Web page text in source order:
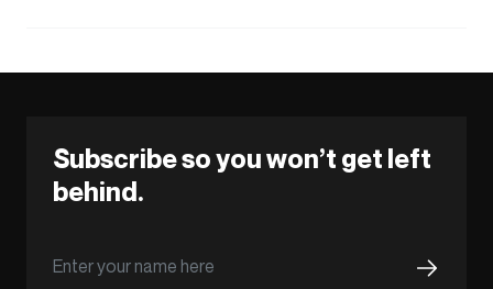
Subscribe so you won’t get left
behind.